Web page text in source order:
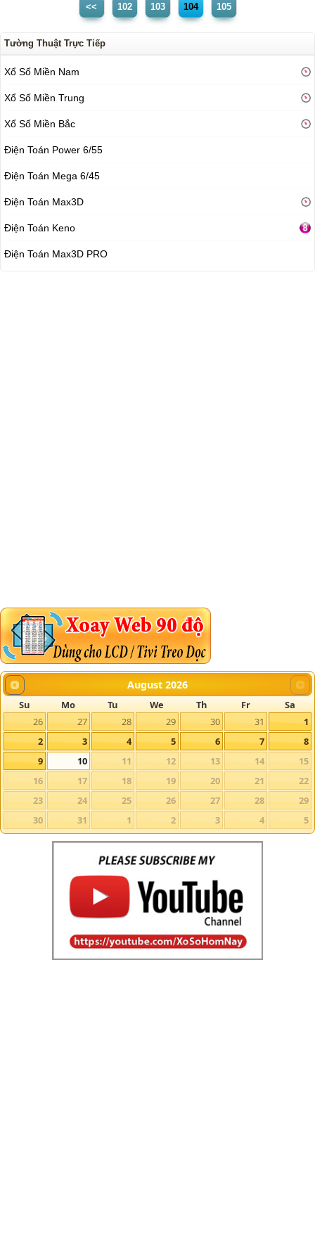
<< 102 103 104 105
Tường Thuật Trực Tiếp
Xổ Số Miền Nam
Xổ Số Miền Trung
Xổ Số Miền Bắc
Điện Toán Power 6/55
Điện Toán Mega 6/45
Điện Toán Max3D
Điện Toán Keno
Điện Toán Max3D PRO
August 2026
Su Mo Tu We Th Fr
Sa
26
27 28 29 30 31
1
2
3 4 5 6 7
8
9
10 11 12 13 14
15
16
17 18 19 20 21
22
23
24 25 26 27 28
29
30
31 1 2 3 4 5